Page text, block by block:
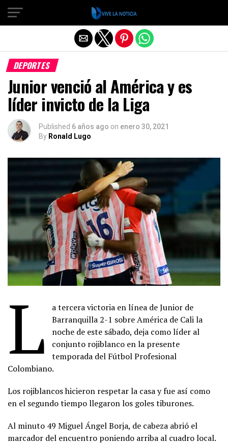
DEPORTES
Junior venció al América y es
líder invicto de la Liga
Published 6 años ago on enero 30, 2021
By Ronald Lugo
L
a tercera victoria en línea de Junior de
Barranquilla 2-1 sobre América de Cali la
noche de este sábado, deja como líder al
conjunto rojiblanco en la presente
temporada del Fútbol Profesional
Colombiano.
Los rojiblancos hicieron respetar la casa y fue así como
en el segundo tiempo llegaron los goles tiburones.
Al minuto 49 Miguel Ángel Borja, de cabeza abrió el
marcador del encuentro poniendo arriba al cuadro local.
Salir de la versión móvil